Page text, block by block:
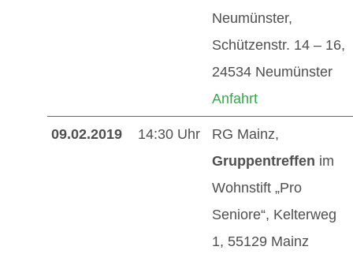
Neumünster,
Schützenstr. 14 – 16,
24534 Neumünster
Anfahrt
09.02.2019 14:30 Uhr
RG Mainz,
Gruppentreffen im
Wohnstift „Pro
Seniore“, Kelterweg
1, 55129 Mainz